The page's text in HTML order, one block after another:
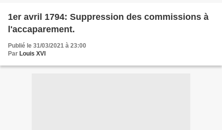
1er avril 1794: Suppression des commissions à
l'accaparement.
Publié le 31/03/2021 à 23:00
Par Louis XVI